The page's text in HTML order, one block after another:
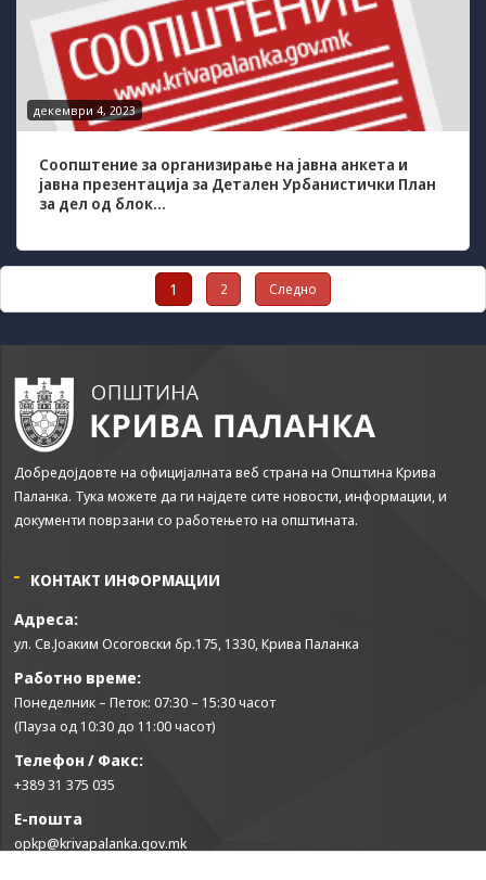
декември 4, 2023
Соопштение за организирање на јавна анкета и
јавна презентација за Детален Урбанистички План
за дел од блок...
pagination
1 2 Следно
Добредојдовте на официјалната веб страна на Општина Крива
Паланка. Тука можете да ги најдете сите новости, информации, и
документи поврзани со работењето на општината.
КОНТАКТ ИНФОРМАЦИИ
Адреса:
ул. Св.Јоаким Осоговски бр.175, 1330, Крива Паланка
Работно време:
Понеделник – Петок: 07:30 – 15:30 часот
(Пауза од 10:30 до 11:00 часот)
Телефон / Факс:
+389 31 375 035
Е-пошта
opkp@krivapalanka.gov.mk